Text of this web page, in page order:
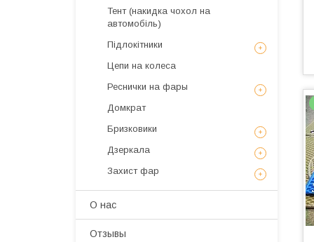
Тент (накидка чохол на
автомобіль)
Підлокітники
Цепи на колеса
Реснички на фары
Домкрат
Бризковики
Дзеркала
Захист фар
О нас
Отзывы